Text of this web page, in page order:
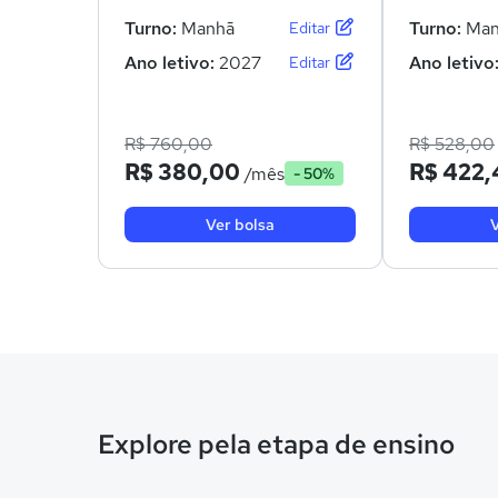
Turno: Manhã Editar
Ano letivo: 2027 Editar
R$ 760,00
R$ 380,00 /mês - 50%
Ver bolsa
Turno:
Ano
R$ 528,00
R$
Explore pela etapa de ensino